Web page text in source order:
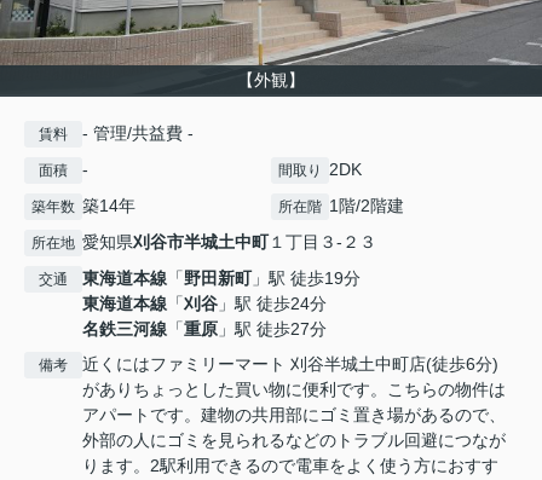
【外観】
賃料 - 管理/共益費 -
面積 - 間取り 2DK
築年数 築14年 所在階 1階/2階建
所在地 愛知県刈谷市半城土中町１丁目３-２３
交通 東海道本線 「野田新町」駅 徒歩19分
東海道本線 「刈谷 」駅 徒歩24分
名鉄三河線 「重原 」駅 徒歩27分
備考
近くにはファミリーマート 刈谷半城土中町店(徒歩6分)
がありちょっとした買い物に便利です。こちらの物件は
アパートです。建物の共用部にゴミ置き場があるので、
外部の人にゴミを見られるなどのトラブル回避につなが
ります。2駅利用できるので電車をよく使う方におすす